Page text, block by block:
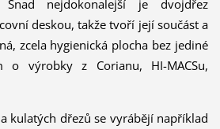
Snad nejdokonalejší je dvojdřez
deskou, takže tvoří její součást a
zcela hygienická plocha bez jediné
o výrobky z Corianu, HI-MACSu,
kulatých dřezů se vyrábějí například